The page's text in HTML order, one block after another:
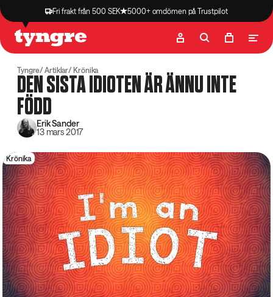
Fri frakt från 500 SEK 5000+ omdömen på Trustpilot
Butik Recept
Tyngre Artiklar Krönika
DEN SISTA IDIOTEN ÄR ÄNNU INTE
FÖDD
Erik Sander
13 mars 2017
Krönika